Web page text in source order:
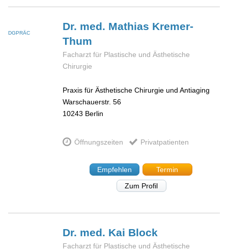
DGPRÄC
Dr. med. Mathias Kremer-
Thum
Facharzt für Plastische und Ästhetische
Chirurgie
Praxis für Ästhetische Chirurgie und Antiaging
Warschauerstr. 56
10243 Berlin
Öffnungszeiten Privatpatienten
Empfehlen
Termin
Zum Profil
Dr. med. Kai Block
Facharzt für Plastische und Ästhetische